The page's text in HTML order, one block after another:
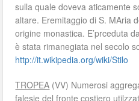
sulla quale doveva aticamente
altare. Eremitaggio di S. MAria
origine monastica. E’prceduta
è stata rimanegiata nel secolo
http://it.wikipedia.org/wiki/Stilo
TROPEA (VV) Numerosi
falesie del fronte costiero